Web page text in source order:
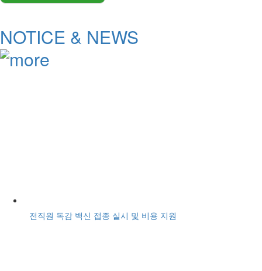
NOTICE & NEWS
전직원 독감 백신 접종 실시 및 비용 지원